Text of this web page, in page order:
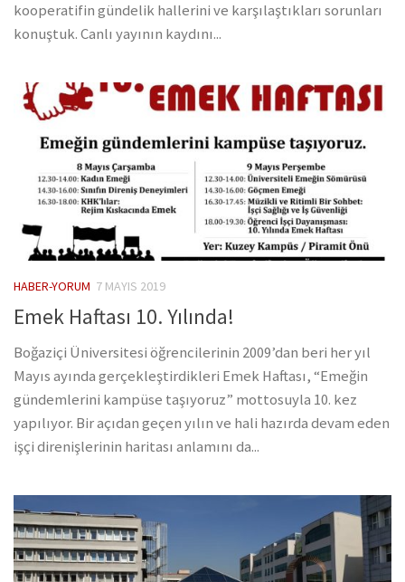
kooperatifin gündelik hallerini ve karşılaştıkları sorunları
konuştuk. Canlı yayının kaydını...
HABER-YORUM 7 MAYIS 2019
Emek Haftası 10. Yılında!
Boğaziçi Üniversitesi öğrencilerinin 2009’dan beri her yıl
Mayıs ayında gerçekleştirdikleri Emek Haftası, “Emeğin
gündemlerini kampüse taşıyoruz” mottosuyla 10. kez
yapılıyor. Bir açıdan geçen yılın ve hali hazırda devam eden
işçi direnişlerinin haritası anlamını da...